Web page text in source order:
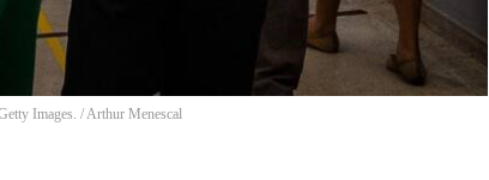
Images. /Arthur Menescal